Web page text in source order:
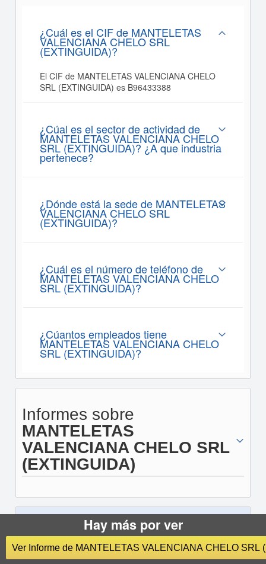
¿Cuál es el CIF de MANTELETAS
VALENCIANA CHELO SRL
(EXTINGUIDA)?
El CIF de MANTELETAS VALENCIANA CHELO
SRL (EXTINGUIDA) es B96433388
¿Cúal es el sector de actividad de
MANTELETAS VALENCIANA CHELO
SRL (EXTINGUIDA)? ¿A que industria
pertenece?
¿Dónde está la sede de MANTELETAS
VALENCIANA CHELO SRL
(EXTINGUIDA)?
¿Cuál es el número de teléfono de
MANTELETAS VALENCIANA CHELO
SRL (EXTINGUIDA)?
¿Cúantos empleados tiene
MANTELETAS VALENCIANA CHELO
SRL (EXTINGUIDA)?
Informes sobre
MANTELETAS
VALENCIANA CHELO SRL
(EXTINGUIDA)
¿Quiere buscar otra empresa?
Hay más por ver